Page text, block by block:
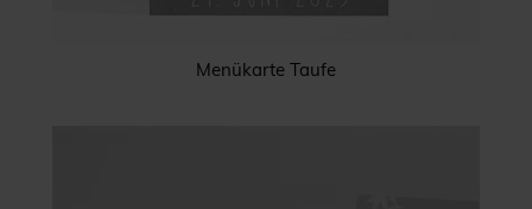
Menükarte Taufe